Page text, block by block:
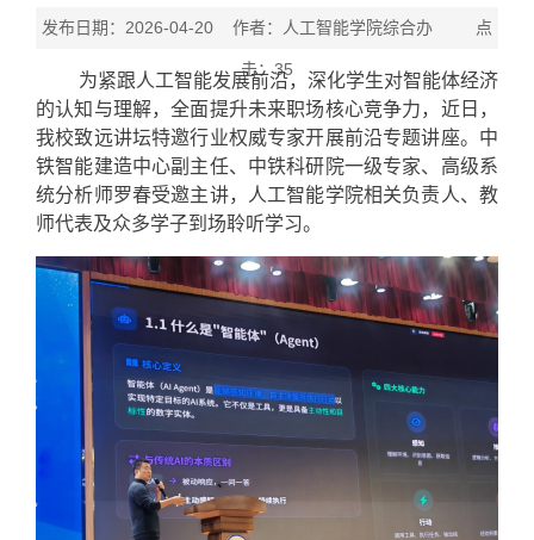
发布日期：2026-04-20 作者：人工智能学院综合办 点
击：35
为紧跟人工智能发展前沿，深化学生对智能体经济
的认知与理解，全面提升未来职场核心竞争力，近日，
我校致远讲坛特邀行业权威专家开展前沿专题讲座。中
铁智能建造中心副主任、中铁科研院一级专家、高级系
统分析师罗春受邀主讲，人工智能学院相关负责人、教
师代表及众多学子到场聆听学习。